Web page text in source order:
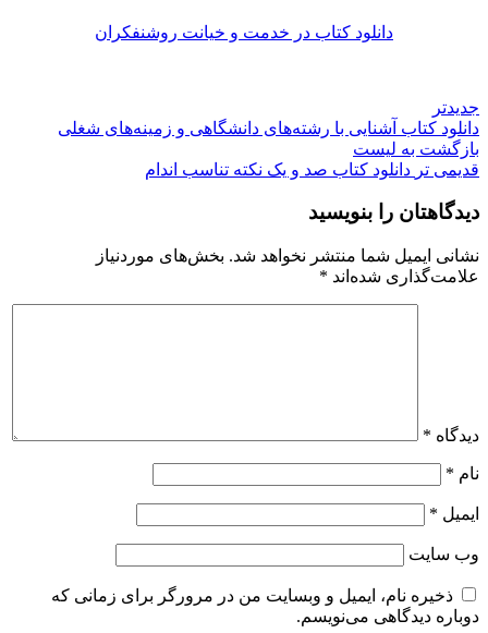
دانلود کتاب در خدمت و خیانت روشنفکران
جدیدتر
دانلود کتاب آشنایی با رشته‌های دانشگاهی و زمینه‌های شغلی
بازگشت به لیست
قدیمی تر دانلود کتاب صد و یک نکته تناسب اندام
دیدگاهتان را بنویسید
نشانی ایمیل شما منتشر نخواهد شد. بخش‌های موردنیاز
علامت‌گذاری شده‌اند *
دیدگاه *
نام *
ایمیل *
وب‌ سایت
ذخیره نام، ایمیل و وبسایت من در مرورگر برای زمانی که
دوباره دیدگاهی می‌نویسم.